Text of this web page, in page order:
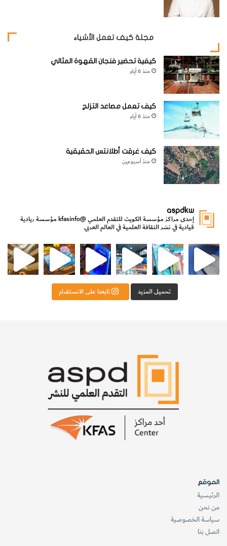
مجلة كيف تعمل الأشياء
كيفية تحضير فنجان القهوة المثالي
منذ 6 أيام
كيف تعمل مصاعد التزلج
منذ 6 أيام
كيف غرقت أطلانتس الحقيقية
منذ أسبوعين
aspdkw
إحدى مراكز مؤسسة الكويت للتقدم العلمي@kfasinfo مؤسسة ريادية
قيادية في نشر الثقافة العلمية في العالم العربي
لشؤون الش
من الأعماق نكتشف ومن الكتب نتعلّم
⁨ ⁨ نتشرف بدعوتكم لزيارة جناح التقدم العلمي للنشر ⁨ رجعنا! ما كنّا بعيد! مجهزين لكم كل جديد!⁩
تحميل المزيد تابعنا على الانستقرام
الموقع
الرئيسية
من نحن
سياسة الخصوصية
اتصل بنا